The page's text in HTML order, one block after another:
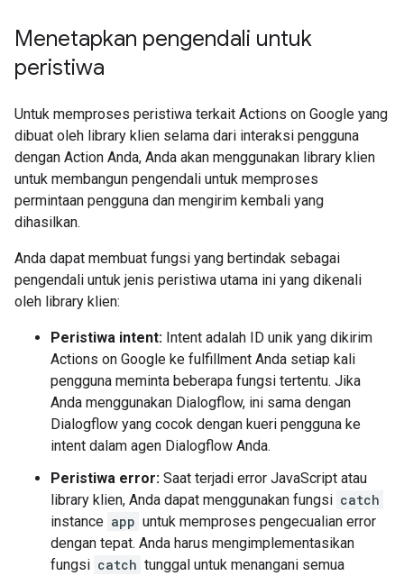
Menetapkan pengendali untuk
peristiwa
Untuk memproses peristiwa terkait Actions on Google yang
dibuat oleh library klien selama dari interaksi pengguna
dengan Action Anda, Anda akan menggunakan library klien
untuk membangun pengendali untuk memproses
permintaan pengguna dan mengirim kembali yang
dihasilkan.
Anda dapat membuat fungsi yang bertindak sebagai
pengendali untuk jenis peristiwa utama ini yang dikenali
oleh library klien:
Peristiwa intent: Intent adalah ID unik yang dikirim
Actions on Google ke fulfillment Anda setiap kali
pengguna meminta beberapa fungsi tertentu. Jika
Anda menggunakan Dialogflow, ini sama dengan
Dialogflow yang cocok dengan kueri pengguna ke
intent dalam agen Dialogflow Anda.
Peristiwa error: Saat terjadi error JavaScript atau
library klien, Anda dapat menggunakan fungsi catch
instance app untuk memproses pengecualian error
dengan tepat. Anda harus mengimplementasikan
fungsi catch tunggal untuk menangani semua